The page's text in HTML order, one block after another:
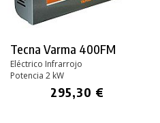
Tecna Varma 400FM
Eléctrico Infrarrojo
Potencia 2 kW
295,30 €